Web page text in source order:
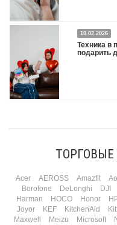
Двадцать третье февраля —
все равно. А потом три дня
камеру им подарили. Не верьте
при виде новой коробки.
10.02.2026
Техника в
подарить
марта — контрольный выстрел
Acer AEROSS Amazfit
Borofone
DeLonghi DJI
Harman
HOCO Honor
Joyor
KEF KitchenAid
Maxwell
Meizu Microsoft